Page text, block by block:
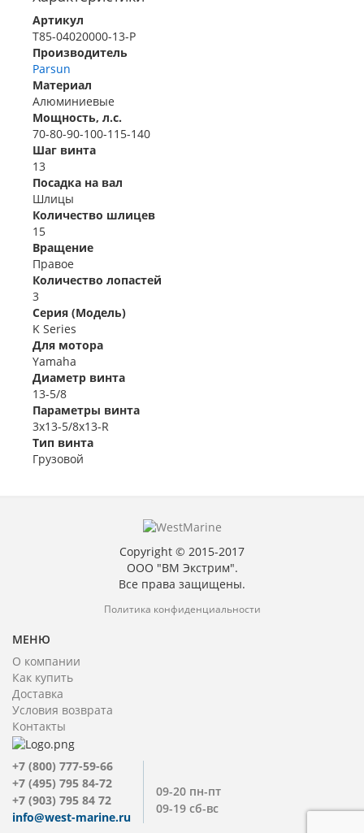
Артикул
T85-04020000-13-P
Производитель
Parsun
Материал
Алюминиевые
Мощность, л.с.
70-80-90-100-115-140
Шаг винта
13
Посадка на вал
Шлицы
Количество шлицев
15
Вращение
Правое
Количество лопастей
3
Серия (Модель)
K Series
Для мотора
Yamaha
Диаметр винта
13-5/8
Параметры винта
3x13-5/8x13-R
Тип винта
Грузовой
Copyright © 2015-2017
ООО "ВМ Экстрим".
Все права защищены.
Политика конфиденциальности
МЕНЮ
О компании
Как купить
Доставка
Условия возврата
Контакты
+7 (800) 777-59-66
+7 (495) 795 84-72
+7 (903) 795 84 72
info@west-marine.ru
09-20 пн-пт
09-19 сб-вс